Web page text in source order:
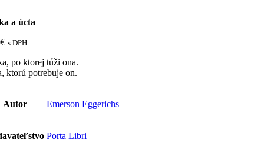
a úcta
€ s DPH
po ktorej túži ona.
ktorú potrebuje on.
Autor Emerson Eggerichs
Porta Libri